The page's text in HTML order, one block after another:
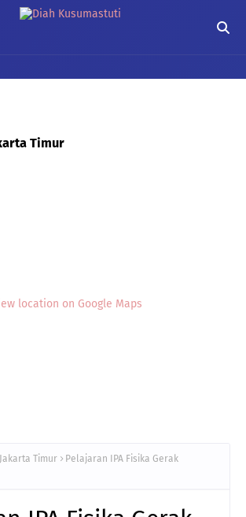
Timur
location on Google Maps
Timur
Pelajaran IPA Fisika Gerak